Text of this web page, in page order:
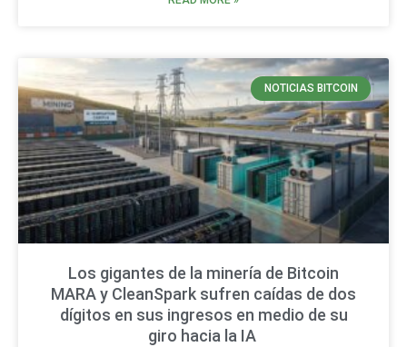
NOTICIAS BITCOIN
Los gigantes de la minería de Bitcoin
MARA y CleanSpark sufren caídas de dos
dígitos en sus ingresos en medio de su
giro hacia la IA